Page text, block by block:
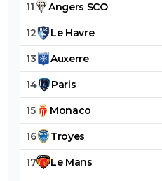
11 Angers SCO
12 Le Havre
13 Auxerre
14 Paris
15 Monaco
16 Troyes
17 Le Mans